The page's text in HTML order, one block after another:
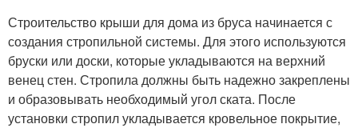
Строительство крыши для дома из бруса начинается с
создания стропильной системы. Для этого используются
бруски или доски, которые укладываются на верхний
венец стен. Стропила должны быть надежно закреплены
и образовывать необходимый угол ската. После
установки стропил укладывается кровельное покрытие,